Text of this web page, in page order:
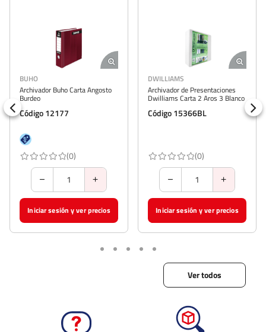
Buho Carta Angosto
12177
(0)
Iniciar sesión y ver precios
DWILLIAMS
Archivador de Presentaciones
Dwilliams Carta 2 Aros 3 Blanco
Código 15366BL
(0)
Iniciar sesión y ver precios
Ver todos